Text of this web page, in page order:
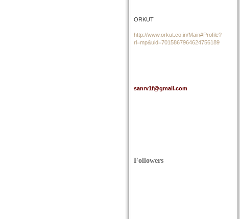
ORKUT
http://www.orkut.co.in/Main#Profile?
rl=mp&uid=7015867964624756189
sanrv1f@gmail.com
Followers